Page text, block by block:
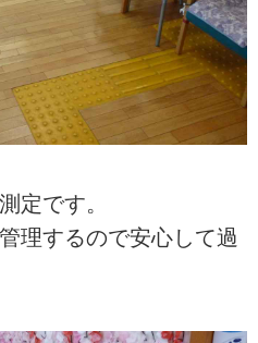
定です。
理するので安心して過